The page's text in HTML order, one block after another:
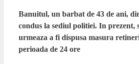
Banuitul, un barbat de 43 de ani,
condus la sediul politiei. In prezent,
urmeaza a fi dispusa masura
perioada de 24 ore